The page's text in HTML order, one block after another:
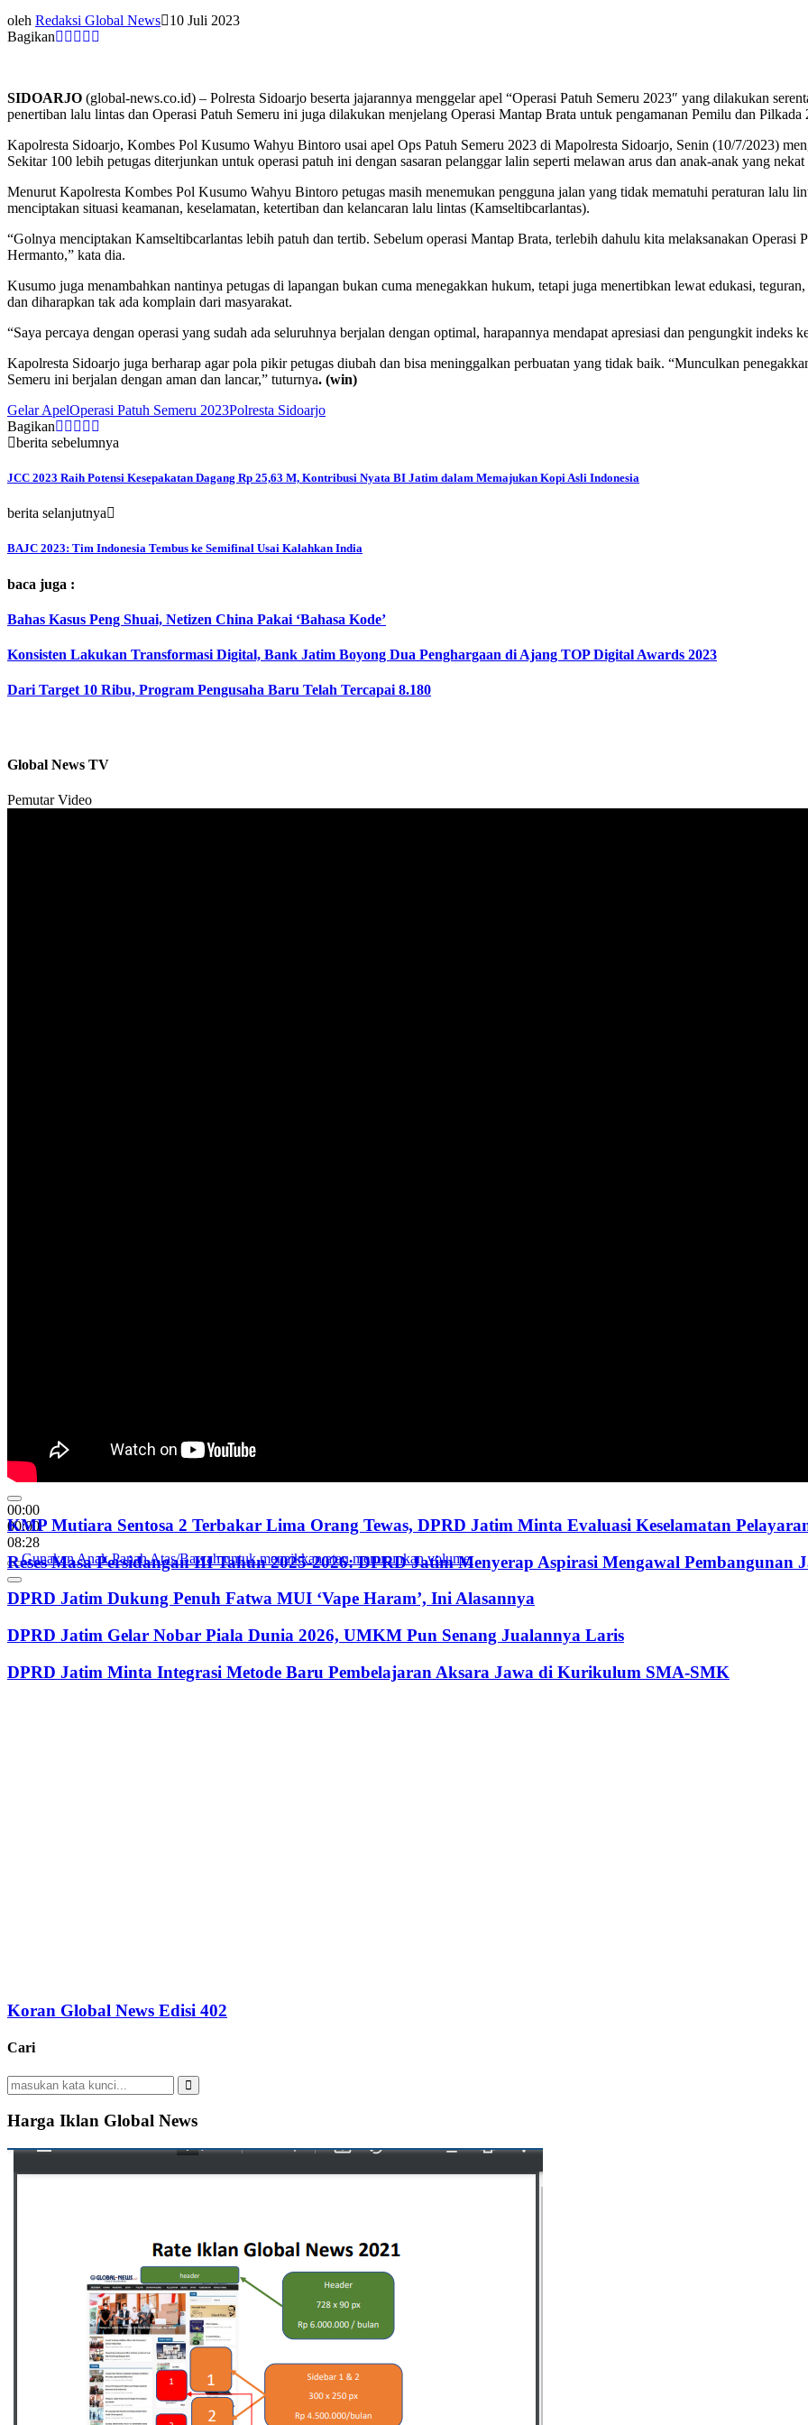
oleh Redaksi Global News
10 Juli 2023
Bagikan
SIDOARJO (global-news.co.id) – Polresta Sidoarjo beserta jajarannya menggelar apel “Operasi Patuh Semeru 2023″ yang dilakukan
penertiban lalu lintas dan Operasi Patuh Semeru ini juga dilakukan menjelang Operasi Mantap Brata untuk pengamanan Pemilu dan Pilkada
Kapolresta Sidoarjo, Kombes Pol Kusumo Wahyu Bintoro usai apel Ops Patuh Semeru 2023 di Mapolresta Sidoarjo, Senin (10/7/2023)
Sekitar 100 lebih petugas diterjunkan untuk operasi patuh ini dengan sasaran pelanggar lalin seperti melawan arus dan anak-anak yang
Menurut Kapolresta Kombes Pol Kusumo Wahyu Bintoro petugas masih menemukan pengguna jalan yang tidak mematuhi peraturan lalu
menciptakan situasi keamanan, keselamatan, ketertiban dan kelancaran lalu lintas (Kamseltibcarlantas).
“Golnya menciptakan Kamseltibcarlantas lebih patuh dan tertib. Sebelum operasi Mantap Brata, terlebih dahulu kita melaksanakan Operasi
Hermanto,” kata dia.
Kusumo juga menambahkan nantinya petugas di lapangan bukan cuma menegakkan hukum, tetapi juga menertibkan lewat edukasi,
dan diharapkan tak ada komplain dari masyarakat.
“Saya percaya dengan operasi yang sudah ada seluruhnya berjalan dengan optimal, harapannya mendapat apresiasi dan pengungkit indeks
Kapolresta Sidoarjo juga berharap agar pola pikir petugas diubah dan bisa meninggalkan perbuatan yang tidak baik. “Munculkan
Semeru ini berjalan dengan aman dan lancar,” tuturnya. (win)
Gelar ApelOperasi Patuh Semeru 2023Polresta Sidoarjo
Bagikan
berita sebelumnya
JCC 2023 Raih Potensi Kesepakatan Dagang Rp 25,63 M, Kontribusi Nyata BI Jatim dalam Memajukan Kopi Asli Indonesia
berita selanjutnya
BAJC 2023: Tim Indonesia Tembus ke Semifinal Usai Kalahkan India
baca juga :
Bahas Kasus Peng Shuai, Netizen China Pakai ‘Bahasa Kode’
Konsisten Lakukan Transformasi Digital, Bank Jatim Boyong Dua Penghargaan di Ajang TOP Digital Awards 2023
Dari Target 10 Ribu, Program Pengusaha Baru Telah Tercapai 8.180
Global News TV
Pemutar Video
00:00
00:00
08:28
Gunakan Anak Panah Atas/Bawah untuk menaikkan atau menurunkan volume.
KMP Mutiara Sentosa 2 Terbakar Lima Orang Tewas, DPRD Jatim Minta Evaluasi Keselamatan
Reses Masa Persidangan III Tahun 2025-2026: DPRD Jatim Menyerap Aspirasi Mengawal Pembangunan
DPRD Jatim Dukung Penuh Fatwa MUI ‘Vape Haram’, Ini Alasannya
DPRD Jatim Gelar Nobar Piala Dunia 2026, UMKM Pun Senang Jualannya Laris
DPRD Jatim Minta Integrasi Metode Baru Pembelajaran Aksara Jawa di Kurikulum SMA-SMK
Koran Global News Edisi 402
Cari
Search
for:
Search
Harga Iklan Global News